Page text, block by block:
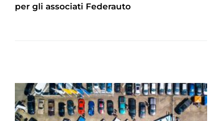
per gli associati Federauto